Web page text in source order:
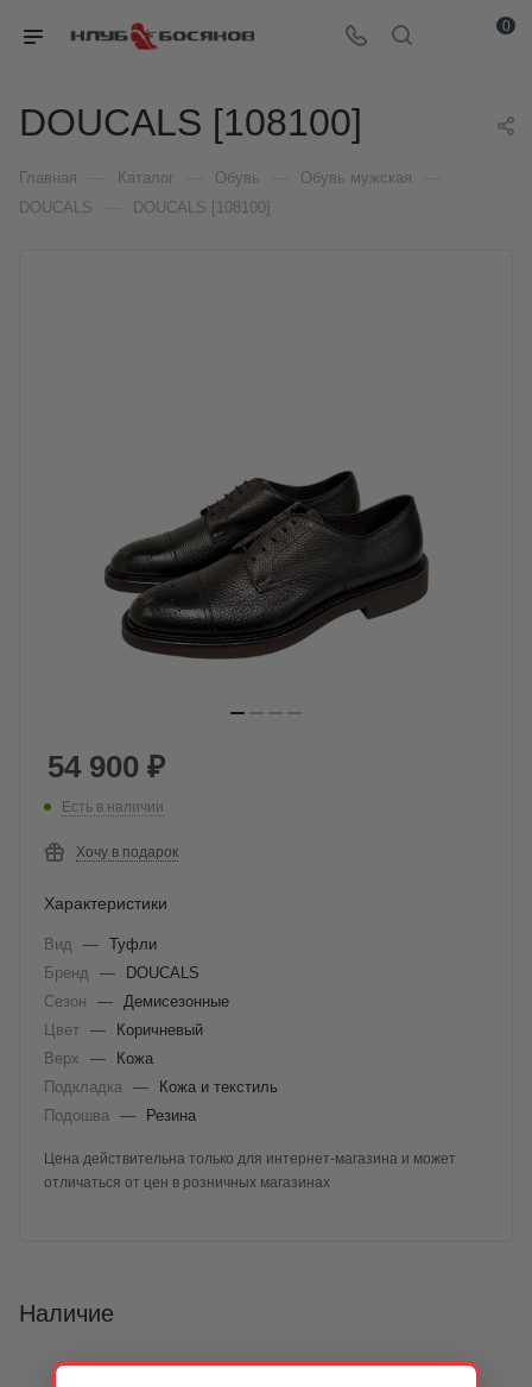
0
DOUCALS [108100]
Главная Каталог Обувь Обувь мужская
DOUCALS DOUCALS [108100]
54 900 ₽
Есть в наличии
Хочу в подарок
Характеристики
Вид — Туфли
Бренд
—
DOUCALS
Сезон
—
Демисезонные
Цвет —
Коричневый
Верх
—
Кожа
Подкладка
—
Кожа и текстиль
Подошва
— Резина
Цена действительна только для интернет-магазина и может
отличаться от цен в розничных магазинах
Наличие